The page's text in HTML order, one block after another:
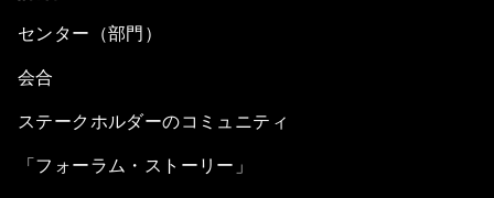
センター（部門）
会合
ステークホルダーのコミュニティ
「フォーラム・ストーリー」